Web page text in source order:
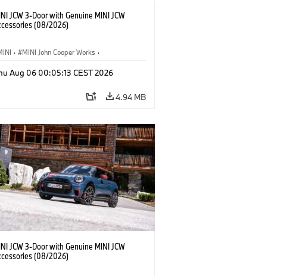
JCW 3-Door with Genuine MINI JCW
(08/2026)
· MINI John Cooper Works ·
Optional Extras, Accessories
Aug 06 00:05:13 CEST 2026
4.94 MB
JCW 3-Door with Genuine MINI JCW
(08/2026)